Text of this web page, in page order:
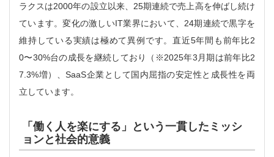
ラクスは2000年の設立以来、25期連続で売上高を伸ばし続け
ています。変化の激しいIT業界において、24期連続で黒字を
維持している実績は極めて異例です。直近5年間も前年比2
0〜30%台の成長を継続しており（※2025年3月期は前年比2
7.3%増）、SaaS企業として国内屈指の安定性と成長性を両
立しています。
「働く人を楽にする」という一貫したミッシ
ョンと社会的意義